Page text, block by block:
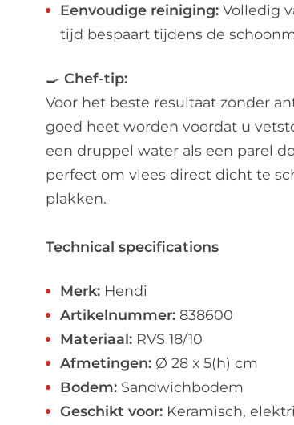
Eenvoudige reiniging:Volledig
tijd bespaart tijdens de
🍳 Chef-tip:
​Voor het beste resultaat zonder
goed heet worden voordat u
een druppel water als een parel
perfect om vlees direct dicht te
plakken.
Technical specifications
Merk:Hendi
Artikelnummer:838600
Materiaal:RVS 18/10
Afmetingen:Ø 28 x 5(h) cm
Bodem:Sandwichbodem
Geschikt voor:Keramisch,